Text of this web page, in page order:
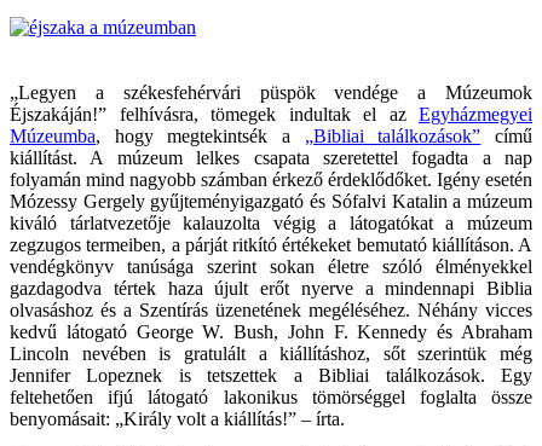
„Legyen a székesfehérvári püspök vendége a Múzeumok
Éjszakáján!” felhívásra, tömegek indultak el az Egyházmegyei
Múzeumba, hogy megtekintsék a „Bibliai találkozások” című
kiállítást. A múzeum lelkes csapata szeretettel fogadta a nap
folyamán mind nagyobb számban érkező érdeklődőket. Igény esetén
Mózessy Gergely gyűjteményigazgató és Sófalvi Katalin a múzeum
kiváló tárlatvezetője kalauzolta végig a látogatókat a múzeum
zegzugos termeiben, a párját ritkító értékeket bemutató kiállításon. A
vendégkönyv tanúsága szerint sokan életre szóló élményekkel
gazdagodva tértek haza újult erőt nyerve a mindennapi Biblia
olvasáshoz és a Szentírás üzenetének megéléséhez. Néhány vicces
kedvű látogató George W. Bush, John F. Kennedy és Abraham
Lincoln nevében is gratulált a kiállításhoz, sőt szerintük még
Jennifer Lopeznek is tetszettek a Bibliai találkozások. Egy
feltehetően ifjú látogató lakonikus tömörséggel foglalta össze
benyomásait: „Király volt a kiállítás!” – írta.